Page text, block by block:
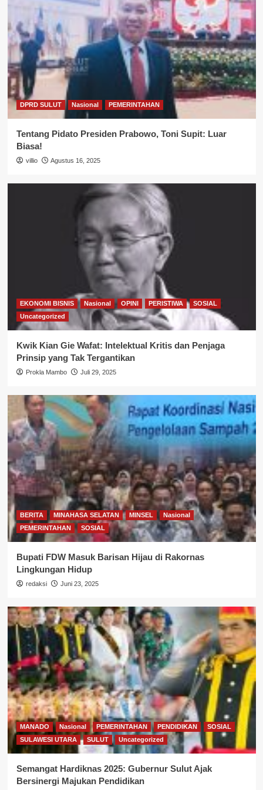
3
Louis Schramm Ingatkan Wartawan
Jaga Kaidah Penulisan, Pesan
Khusus untuk FORWARD Sulut
4
DPRD SULUT
Minta Postur KUA-PPAS 2027
Dibedah, Makisanti: APBD Harus
Kembali ke Rakyat
5
Sulut 2027: Belanja Pegawai
Minim
DPRD SULUT Nasional PEMERINTAHAN
Tentang Pidato Presiden Prabowo, Toni Supit: Luar
Biasa!
villio Agustus 16, 2025
EKONOMI BISNIS Nasional OPINI PERISTIWA
SOSIAL
Uncategorized
Kwik Kian Gie Wafat: Intelektual Kritis dan Penjaga
Prinsip yang Tak Tergantikan
Prokla Mambo Juli 29, 2025
BERITA MINAHASA SELATAN MINSEL
Nasional
PEMERINTAHAN
SOSIAL
Bupati FDW Masuk Barisan Hijau di Rakornas
Lingkungan Hidup
redaksi Juni 23, 2025
MANADO Nasional PEMERINTAHAN PENDIDIKAN
SOSIAL
SULAWESI UTARA
SULUT Uncategorized
Semangat Hardiknas 2025: Gubernur Sulut Ajak
Bersinergi Majukan Pendidikan